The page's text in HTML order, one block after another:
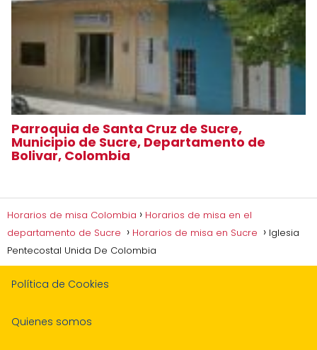
Parroquia de Santa Cruz de Sucre,
Municipio de Sucre, Departamento de
Bolivar, Colombia
Horarios de misa Colombia
Horarios de misa en el
departamento de Sucre
Horarios de misa en Sucre
Iglesia
Pentecostal Unida De Colombia
Política de Cookies
Quienes somos